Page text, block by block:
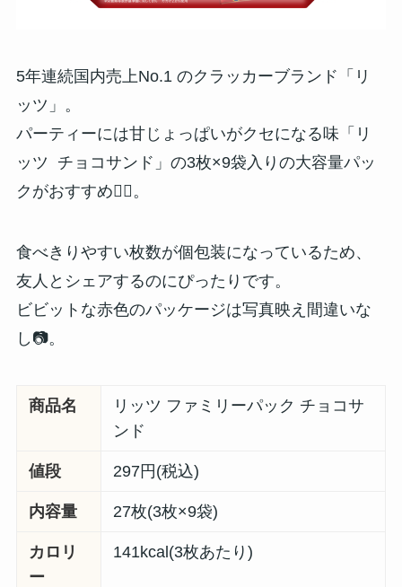
5年連続国内売上No.1 のクラッカーブランド「リ
ッツ」。
パーティーには甘じょっぱいがクセになる味「リ
ッツ チョコサンド」の3枚×9袋入りの大容量パッ
クがおすすめ🙆‍♀️。
食べきりやすい枚数が個包装になっているため、
友人とシェアするのにぴったりです。
ビビットな赤色のパッケージは写真映え間違いな
し📷。
商品名
リッツ ファミリーパック チョコサ
ンド
値段 297円(税込)
内容量 27枚(3枚×9袋)
カロリ
ー
141kcal(3枚あたり)